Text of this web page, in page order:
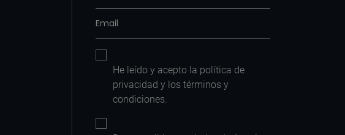
He leído y acepto la política de
privacidad y los términos y
condiciones.